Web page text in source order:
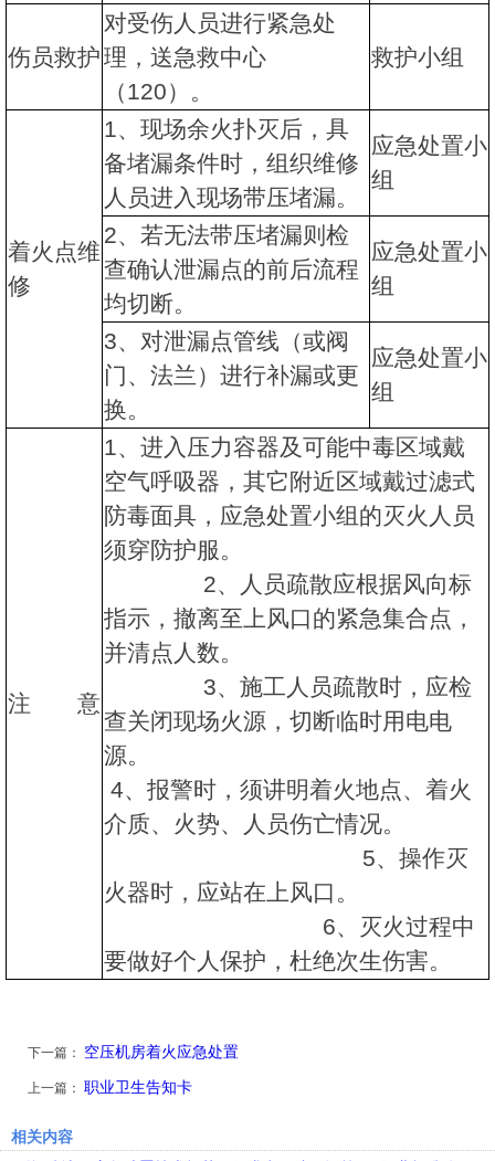
伤员救护
对受伤人员进行紧急处
理，送急救中心
（120）。
救护小组
着火点维
修
1、现场余火扑灭后，具
备堵漏条件时，组织维修
人员进入现场带压堵漏。
应急处置小
组
2、若无法带压堵漏则检
查确认泄漏点的前后流程
均切断。
应急处置小
组
3、对泄漏点管线（或阀
门、法兰）进行补漏或更
换。
应急处置小
组
注 意
1、进入压力容器及可能中毒区域戴
空气呼吸器，其它附近区域戴过滤式
防毒面具，应急处置小组的灭火人员
须穿防护服。
2、人员疏散应根据风向标
指示，撤离至上风口的紧急集合点，
并清点人数。
3、施工人员疏散时，应检
查关闭现场火源，切断临时用电电
源。
4、报警时，须讲明着火地点、着火
介质、火势、人员伤亡情况。
5、操作灭
火器时，应站在上风口。
6、灭火过程中
要做好个人保护，杜绝次生伤害。
下一篇： 空压机房着火应急处置
上一篇： 职业卫生告知卡
相关内容